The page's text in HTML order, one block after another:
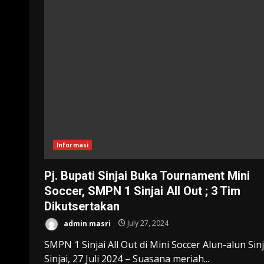
Informasi
Pj. Bupati Sinjai Buka Tournament Mini
Soccer, SMPN 1 Sinjai All Out ; 3 Tim
Dikutsertakan
admin masri July 27, 2024
SMPN 1 Sinjai All Out di Mini Soccer Alun-alun
Sinjai, 27 Juli 2024 – Suasana meriah...